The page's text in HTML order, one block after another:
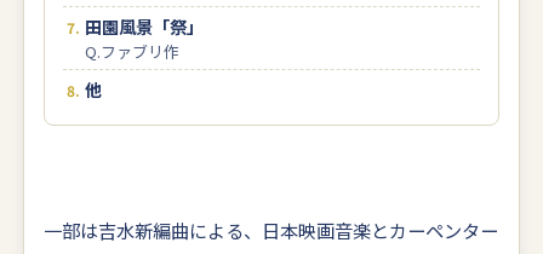
田園風景「祭」
Q.ファブリ作
他
一部は吉水新編曲による、日本映画音楽とカーペンター